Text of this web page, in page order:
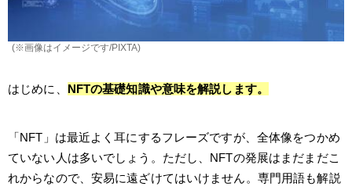
(※画像はイメージです/PIXTA)
はじめに、 NFTの基礎知識や意味を解説します。
「NFT」は最近よく耳にするフレーズですが、全体像をつかめ
ていない人は多いでしょう。ただし、NFTの発展はまだまだこ
れからなので、安易に遠ざけてはいけません。専門用語も解説